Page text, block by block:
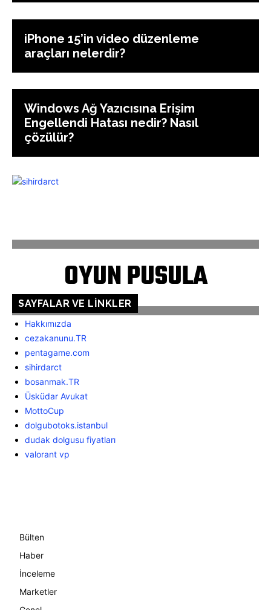
iPhone 15’in video düzenleme
araçları nelerdir?
Windows Ağ Yazıcısına Erişim
Engellendi Hatası nedir? Nasıl
çözülür?
OYUN PUSULA
SAYFALAR VE LINKLER
Hakkımızda
cezakanunu.TR
pentagame.com
sihirdarct
bosanmak.TR
Üsküdar Avukat
MottoCup
dolgubotoks.istanbul
dudak dolgusu fiyatları
valorant vp
Bülten
Haber
İnceleme
Marketler